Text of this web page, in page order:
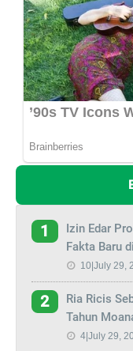
1
Izin Edar
Fakta Baru
10|July 29,
2
Ria Ricis
Tahun
4|July 29,